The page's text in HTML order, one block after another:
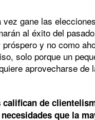
vez gane las
al éxito del
próspero y no como
solo porque un
aprovecharse de
de
que la